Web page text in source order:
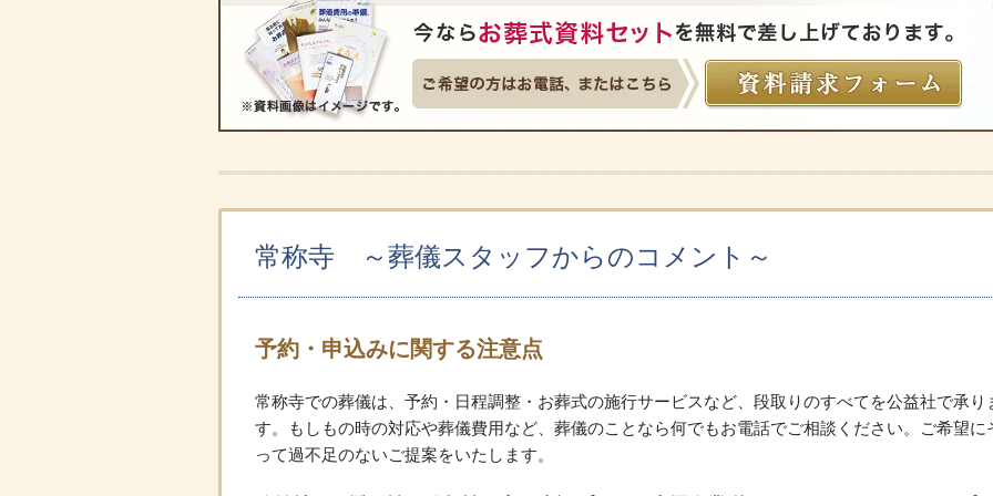
常称寺 ～葬儀スタッフからのコメント～
予約・申込みに関する注意点
常称寺での葬儀は、予約・日程調整・お葬式の施行サービスなど、段取りのすべてを公益社で承り
す。もしもの時の対応や葬儀費用など、葬儀のことなら何でもお電話でご相談ください。ご希望に
って過不足のないご提案をいたします。